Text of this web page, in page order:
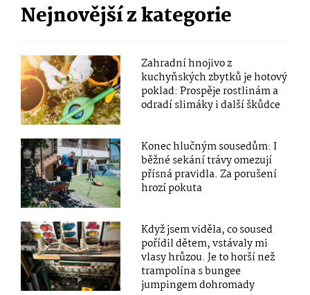
Nejnovější z kategorie
Zahradní hnojivo z
kuchyňských zbytků je hotový
poklad: Prospěje rostlinám a
odradí slimáky i další škůdce
Konec hlučným sousedům: I
běžné sekání trávy omezují
přísná pravidla. Za porušení
hrozí pokuta
Když jsem viděla, co soused
pořídil dětem, vstávaly mi
vlasy hrůzou. Je to horší než
trampolína s bungee
jumpingem dohromady